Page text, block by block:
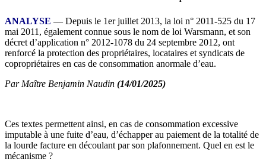
ANALYSE — Depuis le 1er juillet 2013, la loi n° 2011-525 du 17
mai 2011, également connue sous le nom de loi Warsmann, et son
décret d’application n° 2012-1078 du 24 septembre 2012, ont
renforcé la protection des propriétaires, locataires et syndicats de
copropriétaires en cas de consommation anormale d’eau.
Par Maître Benjamin Naudin (14/01/2025)
Ces textes permettent ainsi, en cas de consommation excessive
imputable à une fuite d’eau, d’échapper au paiement de la totalité de
la lourde facture en découlant par son plafonnement. Quel en est le
mécanisme ?